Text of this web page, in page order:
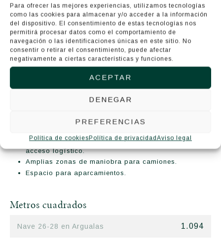
Para ofrecer las mejores experiencias, utilizamos tecnologías
como las cookies para almacenar y/o acceder a la información
del dispositivo. El consentimiento de estas tecnologías nos
permitirá procesar datos como el comportamiento de
navegación o las identificaciones únicas en este sitio. No
consentir o retirar el consentimiento, puede afectar
negativamente a ciertas características y funciones.
ACEPTAR
DENEGAR
PREFERENCIAS
Política de cookiesPolítica de privacidadAviso legal
3.600€
Comparte
Metros cuadrados
Nave 26-28 en Argualas 1.094
Nave diáfana de 1.094 m2 entre planta baja y oficinas.
Ideal para industrias ligeras, talleres, distribución o
Excelente comunicación con principales vías y
acceso logístico.
Amplias zonas de maniobra para camiones.
Espacio para aparcamientos.